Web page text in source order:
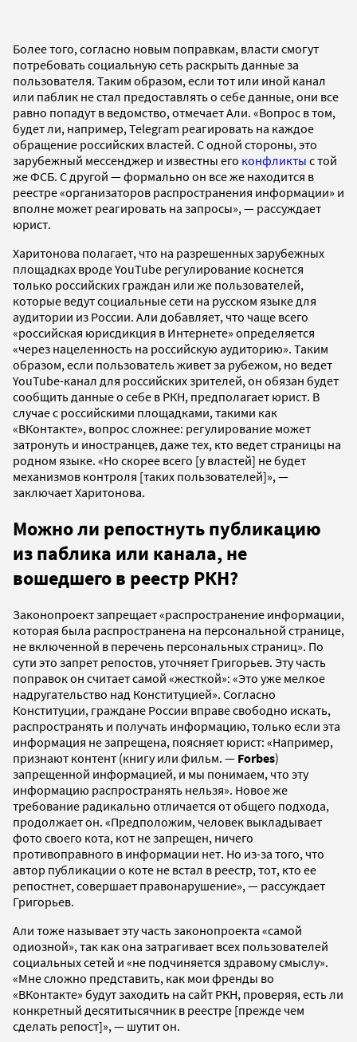
Более того, согласно новым поправкам, власти смогут
потребовать социальную сеть раскрыть данные за
пользователя. Таким образом, если тот или иной канал
или паблик не стал предоставлять о себе данные, они все
равно попадут в ведомство, отмечает Али. «Вопрос в том,
будет ли, например, Telegram реагировать на каждое
обращение российских властей. С одной стороны, это
зарубежный мессенджер и известны его конфликты с той
же ФСБ. С другой — формально он все же находится в
реестре «организаторов распространения информации» и
вполне может реагировать на запросы», — рассуждает
юрист.
Харитонова полагает, что на разрешенных зарубежных
площадках вроде YouTube регулирование коснется
только российских граждан или же пользователей,
которые ведут социальные сети на русском языке для
аудитории из России. Али добавляет, что чаще всего
«российская юрисдикция в Интернете» определяется
«через нацеленность на российскую аудиторию». Таким
образом, если пользователь живет за рубежом, но ведет
YouTube-канал для российских зрителей, он обязан будет
сообщить данные о себе в РКН, предполагает юрист. В
случае с российскими площадками, такими как
«ВКонтакте», вопрос сложнее: регулирование может
затронуть и иностранцев, даже тех, кто ведет страницы на
родном языке. «Но скорее всего [у властей] не будет
механизмов контроля [таких пользователей]», —
заключает Харитонова.
Можно ли репостнуть публикацию
из паблика или канала, не
вошедшего в реестр РКН?
Законопроект запрещает «распространение информации,
которая была распространена на персональной странице,
не включенной в перечень персональных страниц». По
сути это запрет репостов, уточняет Григорьев. Эту часть
поправок он считает самой «жесткой»: «Это уже мелкое
надругательство над Конституцией». Согласно
Конституции, граждане России вправе свободно искать,
распространять и получать информацию, только если эта
информация не запрещена, поясняет юрист: «Например,
признают контент (книгу или фильм. — Forbes)
запрещенной информацией, и мы понимаем, что эту
информацию распространять нельзя». Новое же
требование радикально отличается от общего подхода,
продолжает он. «Предположим, человек выкладывает
фото своего кота, кот не запрещен, ничего
противоправного в информации нет. Но из-за того, что
автор публикации о коте не встал в реестр, тот, кто ее
репостнет, совершает правонарушение», — рассуждает
Григорьев.
Али тоже называет эту часть законопроекта «самой
одиозной», так как она затрагивает всех пользователей
социальных сетей и «не подчиняется здравому смыслу».
«Мне сложно представить, как мои френды во
«ВКонтакте» будут заходить на сайт РКН, проверяя, есть ли
конкретный десятитысячник в реестре [прежде чем
сделать репост]», — шутит он.